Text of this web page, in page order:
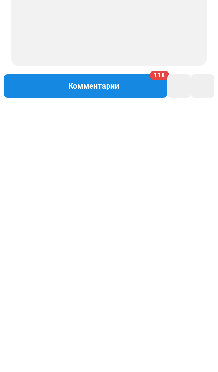
Комментарии
118